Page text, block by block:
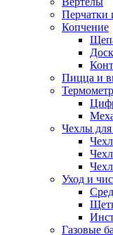
Перчатки
Копчение
Пицца и
Чехлы для
Уход и
Газовые